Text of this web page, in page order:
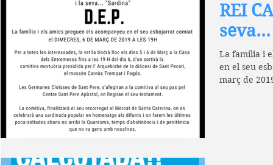
REI
La família i
en el seu
març de